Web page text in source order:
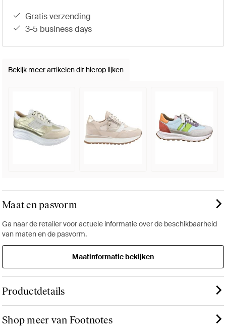
gratis verzending
3-5 business days
Bekijk meer artikelen dit hierop lijken
Maat en pasvorm
Ga naar de retailer voor actuele informatie over de beschikbaarheid
van maten en de pasvorm.
Maatinformatie bekijken
Productdetails
Shop meer van Footnotes